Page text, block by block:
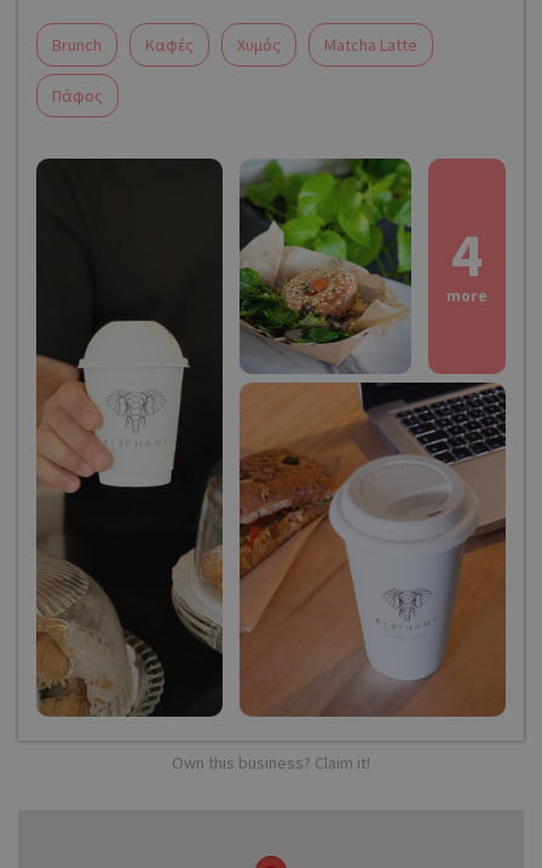
Brunch Καφές Χυμός Matcha Latte
Πάφος
4
more
Own this business? Claim it!